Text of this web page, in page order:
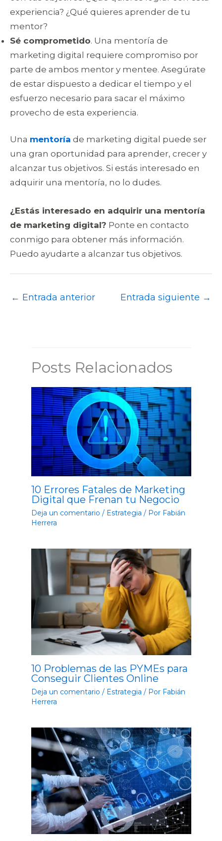
experiencia? ¿Qué quieres aprender de tu
mentor?
Sé comprometido. Una mentoría de
marketing digital requiere compromiso por
parte de ambos mentor y mentee. Asegúrate
de estar dispuesto a dedicar el tiempo y el
esfuerzo necesario para sacar el máximo
provecho de esta experiencia.
Una mentoría de marketing digital puede ser
una gran oportunidad para aprender, crecer y
alcanzar tus objetivos. Si estás interesado en
adquirir una mentoría, no lo dudes.
¿Estás interesado en adquirir una mentoría
de marketing digital? Ponte en contacto
conmigo para obtener más información.
Puedo ayudarte a alcanzar tus objetivos.
← Entrada anterior Entrada siguiente →
Posts Relacionados
10 Errores Fatales de Marketing
Digital que Frenan tu Negocio
Deja un comentario / Estrategia / Por Fabián
Herrera
10 Problemas de las PYMEs para
Conseguir Clientes Online
Deja un comentario / Estrategia / Por Fabián
Herrera